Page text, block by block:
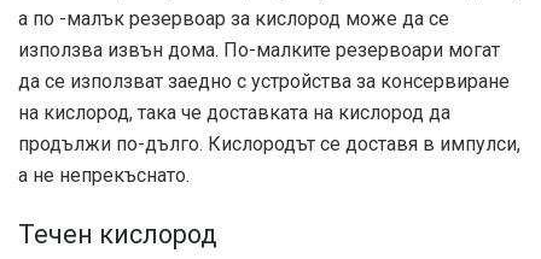
а по -малък резервоар за кислород може да се
използва извън дома. По-малките резервоари могат
да се използват заедно с устройства за консервиране
на кислород, така че доставката на кислород да
продължи по-дълго. Кислородът се доставя в импулси,
а не непрекъснато.
Течен кислород